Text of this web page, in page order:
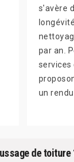
s'avère
par an.
services
un
de toiture